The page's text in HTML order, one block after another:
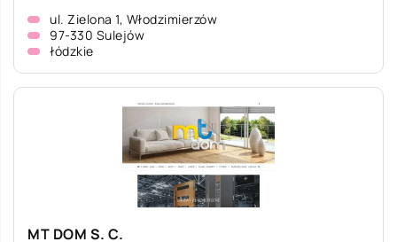
ul. Zielona 1, Włodzimierzów
97-330 Sulejów
łódzkie
MT DOM S. C.